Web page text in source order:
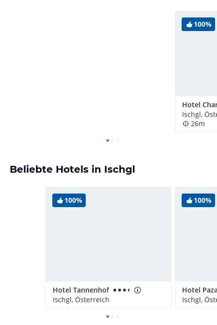
100%
Hotel
Ischgl,
26m
Beliebte Hotels in Ischgl
100%
Hotel Tannenhof
Ischgl, Österreich
100%
Hotel
Ischgl,